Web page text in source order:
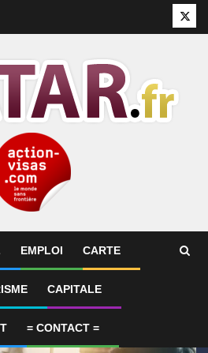
EMPLOI CARTE
CAPITALE
= CONTACT =
1 SYNTHÈSE 2-Le Qatar fait état